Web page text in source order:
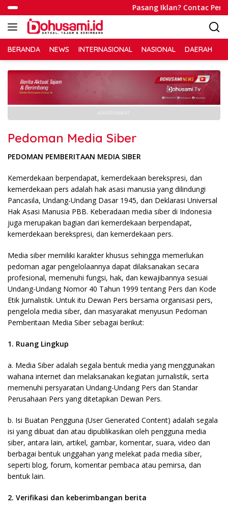
Langsung
ke
konten
Pasang Iklan? Contac
BERANDA NEWS INTERNASIONAL NASIONAL DAERAH
Pedoman Media Siber
PEDOMAN PEMBERITAAN MEDIA SIBER
Kemerdekaan berpendapat, kemerdekaan berekspresi, dan
kemerdekaan pers adalah hak asasi manusia yang dilindungi
Pancasila, Undang-Undang Dasar 1945, dan Deklarasi Universal
Hak Asasi Manusia PBB. Keberadaan media siber di Indonesia
juga merupakan bagian dari kemerdekaan berpendapat,
kemerdekaan berekspresi, dan kemerdekaan pers.
Media siber memiliki karakter khusus sehingga memerlukan
pedoman agar pengelolaannya dapat dilaksanakan secara
profesional, memenuhi fungsi, hak, dan kewajibannya sesuai
Undang-Undang Nomor 40 Tahun 1999 tentang Pers dan Kode
Etik Jurnalistik. Untuk itu Dewan Pers bersama organisasi pers,
pengelola media siber, dan masyarakat menyusun Pedoman
Pemberitaan Media Siber sebagai berikut:
1. Ruang Lingkup
a. Media Siber adalah segala bentuk media yang menggunakan
wahana internet dan melaksanakan kegiatan jurnalistik, serta
memenuhi persyaratan Undang-Undang Pers dan Standar
Perusahaan Pers yang ditetapkan Dewan Pers.
b. Isi Buatan Pengguna (User Generated Content) adalah segala
isi yang dibuat dan atau dipublikasikan oleh pengguna media
siber, antara lain, artikel, gambar, komentar, suara, video dan
berbagai bentuk unggahan yang melekat pada media siber,
seperti blog, forum, komentar pembaca atau pemirsa, dan
bentuk lain.
2. Verifikasi dan keberimbangan berita